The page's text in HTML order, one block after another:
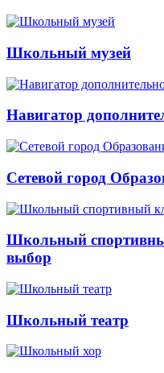
Школьный музей
Навигатор
Сетевой город
Школьный
выбор
Школьный театр